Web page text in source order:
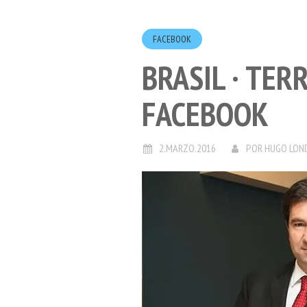
FACEBOOK
BRASIL ·
FACEBOOK
2.MARZO.2016 POR HUGO